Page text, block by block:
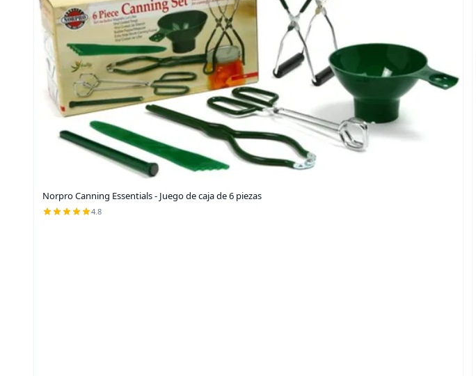
Norpro Canning Essentials - Juego de caja de 6 piezas
4.8